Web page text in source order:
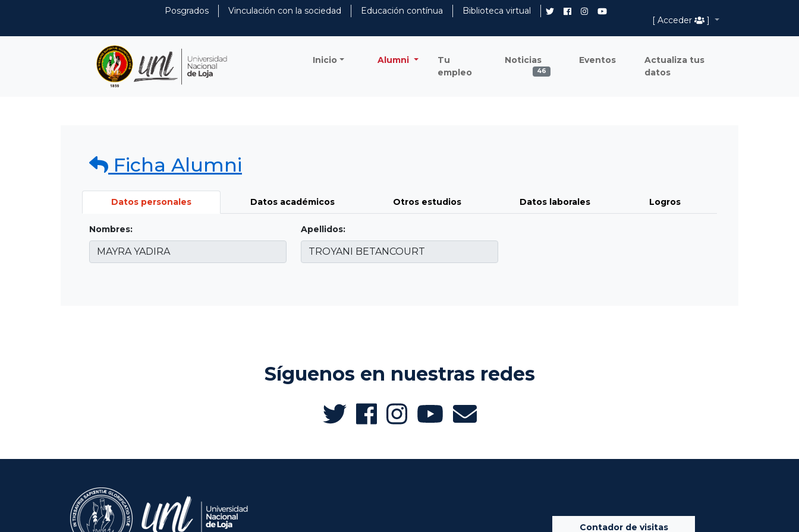
Posgrados Vinculación con la sociedad Educación contínua
Biblioteca virtual
[ Acceder
]
Inicio Alumni
Tu
empleo
Noticias
46
Eventos
Actualiza tus
datos
Ficha Alumni
Datos personales Datos académicos Otros estudios Datos laborales Logros
Nombres: Apellidos:
Síguenos en nuestras redes
Contador de visitas